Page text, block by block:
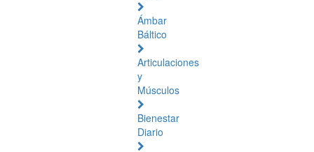
Ámbar
Báltico
Articulaciones
y
Músculos
Bienestar
Diario